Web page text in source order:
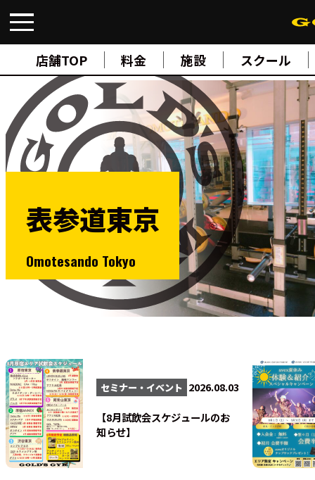
店舗TOP 料金 施設 スクール
FIND A GYM 店舗検索
ABOUT ゴールドジムについて
SUPPORT トレーニングサポート
SCHOOLスクール
STUDIOスタジオ
JOIN ご入会について
NEWSニュース
SHOPオンラインストア
法人会員
表参道東京
Omotesando Tokyo
セミナー・イベント 2026.08.03
【8月試飲会スケジュールのお
知らせ】